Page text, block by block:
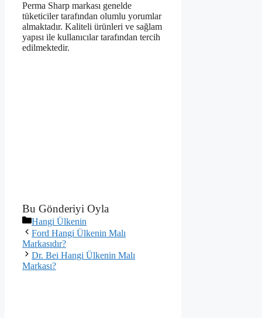
Perma Sharp markası genelde
tüketiciler tarafından olumlu yorumlar
almaktadır. Kaliteli ürünleri ve sağlam
yapısı ile kullanıcılar tarafından tercih
edilmektedir.
Bu Gönderiyi Oyla
Kategoriler
Hangi Ülkenin
Ford Hangi Ülkenin Malı
Markasıdır?
Dr. Bei Hangi Ülkenin Malı
Markası?